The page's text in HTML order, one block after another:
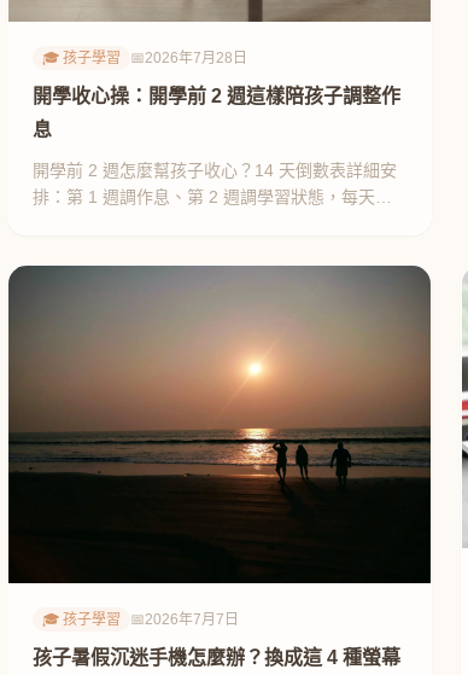
🎓 孩子學習 📅2026年7月28日
開學收心操：開學前 2 週這樣陪孩子調整作
息
開學前 2 週怎麼幫孩子收心？14 天倒數表詳細安
排：第 1 週調作息、第 2 週調學習狀態，每天具
🎓 孩子學習 📅2026年7月7日
孩子暑假沉迷手機怎麼辦？換成這 4 種螢幕